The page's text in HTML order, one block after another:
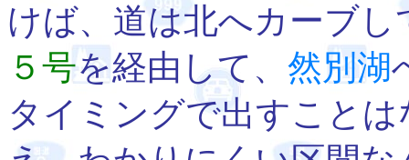
けば、道は北へカーブし
５号を経由して、 然別湖
タイミングで出すこと